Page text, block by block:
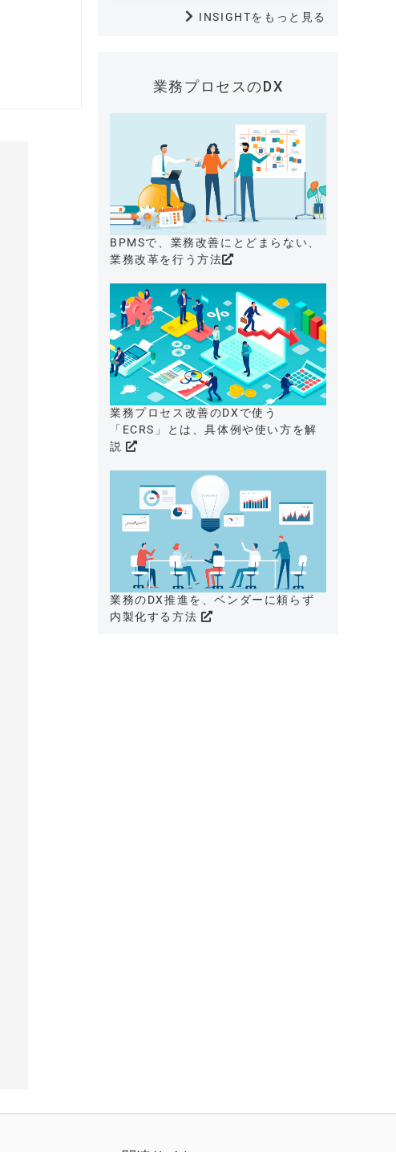
INSIGHTをもっと見る
業務プロセスのDX
BPMSで、業務改善にとどまらない、
業務改革を行う方法
業務プロセス改善のDXで使う
「ECRS」とは、具体例や使い方を解
説
業務のDX推進を、ベンダーに頼らず
内製化する方法